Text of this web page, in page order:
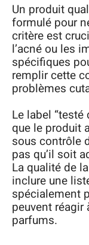
Un produit
formulé pour
critère est
l’acné ou les
spécifiques
remplir cette
problèmes
Le label
que le produit
sous contrôle
pas qu’il soit
La qualité de
inclure une
spécialement
peuvent
parfums.